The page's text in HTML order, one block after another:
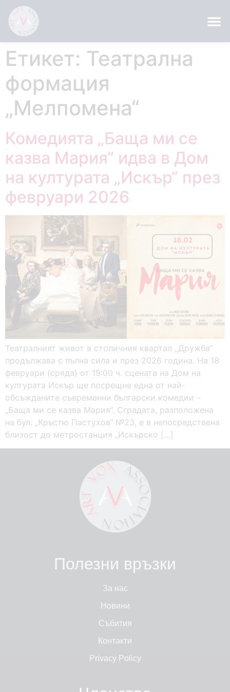
Етикет: Театрална
формация
„Мелпомена“
Комедията „Баща ми се
казва Мария“ идва в Дом
на културата „Искър“ през
февруари 2026
Театралният живот в столичния квартал „Дружба“
продължава с пълна сила и през 2026 година. На 18
февруари (сряда) от 19:00 ч. сцената на Дом на
културата Искър ще посрещне една от най-
обсъжданите съвременни български комедии –
„Баща ми се казва Мария“. Сградата, разположена
на бул. „Кръстю Пастухов“ №23, е в непосредствена
близост до метростанция „Искърско […]
Полезни връзки
За нас
Новини
Събития
Контакти
Privacy Policy